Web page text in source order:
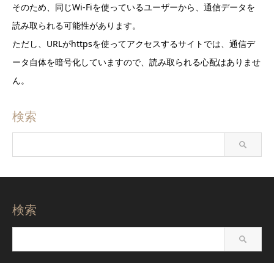
そのため、同じWi-Fiを使っているユーザーから、通信データを
読み取られる可能性があります。
ただし、URLがhttpsを使ってアクセスするサイトでは、通信デ
ータ自体を暗号化していますので、読み取られる心配はありませ
ん。
検索
検索